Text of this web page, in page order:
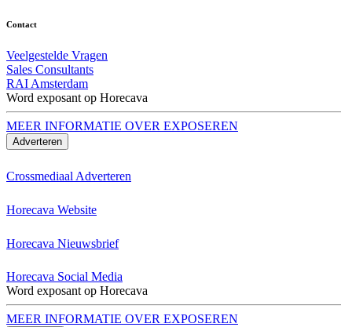
Contact
Veelgestelde Vragen
Sales Consultants
RAI Amsterdam
Word exposant op Horecava
MEER INFORMATIE OVER EXPOSEREN
Adverteren
Crossmediaal Adverteren
Horecava Website
Horecava Nieuwsbrief
Horecava Social Media
Word exposant op Horecava
MEER INFORMATIE OVER EXPOSEREN